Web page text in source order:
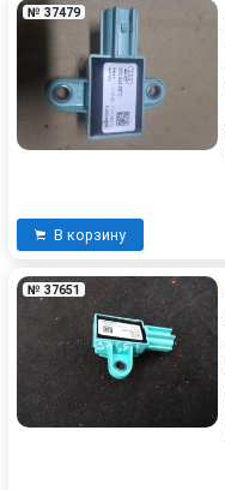
№ 37479
В корзину
№ 37651